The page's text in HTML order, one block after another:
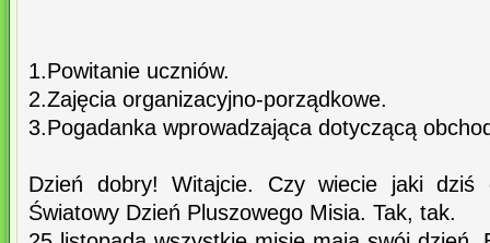
1.Powitanie uczniów.
2.Zajęcia organizacyjno-porządkowe.
3.Pogadanka wprowadzająca dotyczącą
Dzień dobry! Witajcie. Czy wiecie jaki dziś
Światowy Dzień Pluszowego Misia. Tak, tak.